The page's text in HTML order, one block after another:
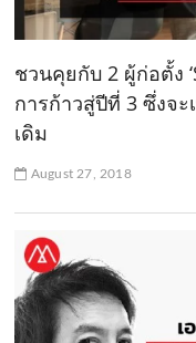
ชวนคุยกับ 2 ผู้ก่อตั้ง
การก้าวสู่ปีที่ 3 ซึ่งจ
เดิม
August 27, 2018